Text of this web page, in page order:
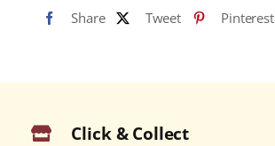
Share
Tweet Pinterest
Click & Collect